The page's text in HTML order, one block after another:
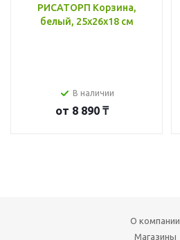
РИСАТОРП Корзина,
белый, 25x26x18 см
В наличии
от 8 890 ₸
О компании
Магазины